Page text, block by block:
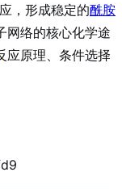
，形成稳定的酰胺
网络的核心化学途
应原理、条件选择